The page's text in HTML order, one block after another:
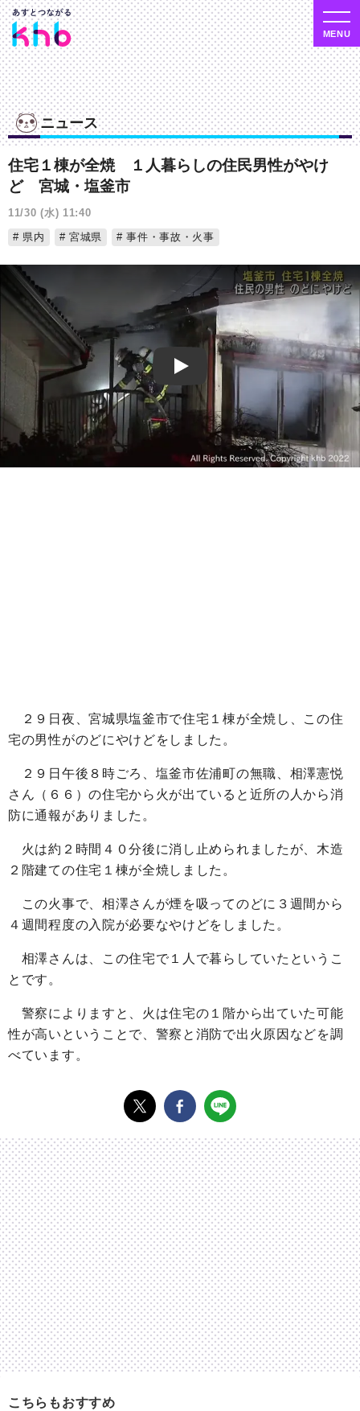
ニュース
住宅１棟が全焼 １人暮らしの住民男性がやけ
ど 宮城・塩釜市
11/30 (水) 11:40
県内
宮城県 事件・事故・火事
Play
２９日夜、宮城県塩釜市で住宅１棟が全焼し、この住
宅の男性がのどにやけどをしました。
２９日午後８時ごろ、塩釜市佐浦町の無職、相澤憲悦
さん（６６）の住宅から火が出ていると近所の人から消
防に通報がありました。
火は約２時間４０分後に消し止められましたが、木造
２階建ての住宅１棟が全焼しました。
この火事で、相澤さんが煙を吸ってのどに３週間から
４週間程度の入院が必要なやけどをしました。
相澤さんは、この住宅で１人で暮らしていたというこ
とです。
警察によりますと、火は住宅の１階から出ていた可能
性が高いということで、警察と消防で出火原因などを調
べています。
こちらもおすすめ